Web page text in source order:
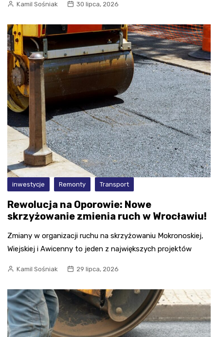
Kamil Sośniak 30 lipca, 2026
inwestycje Remonty Transport
Rewolucja na Oporowie: Nowe
skrzyżowanie zmienia ruch w Wrocławiu!
Zmiany w organizacji ruchu na skrzyżowaniu Mokronoskiej,
Wiejskiej i Awicenny to jeden z największych projektów
Kamil Sośniak 29 lipca, 2026